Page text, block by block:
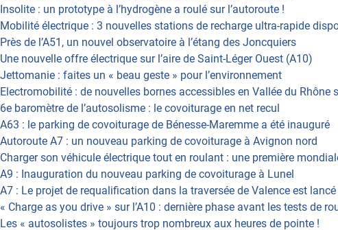
Insolite : un prototype à l’hydrogène a roulé sur l’autoroute !
Mobilité électrique : 3 nouvelles stations de recharge ultra-rapide
Près de l’A51, un nouvel observatoire à l’étang des Joncquiers
Une nouvelle offre électrique sur l’aire de Saint-Léger Ouest (A10)
Jettomanie : faites un « beau geste » pour l’environnement
Electromobilité : de nouvelles bornes accessibles en Vallée du Rhône
6e baromètre de l’autosolisme : le covoiturage en net recul
A63 : le parking de covoiturage de Bénesse-Maremme a été inauguré
Autoroute A7 : un nouveau parking de covoiturage à Avignon nord
Charger son véhicule électrique tout en roulant : une première
A9 : Inauguration du nouveau parking de covoiturage à Lunel
A7 : Le projet de requalification dans la traversée de Valence est lancé
« Charge as you drive » sur l’A10 : dernière phase avant les tests de
Les « autosolistes » toujours trop nombreux aux heures de pointe !